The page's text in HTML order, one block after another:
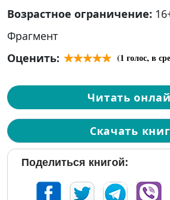
Возрастное ограничение:
Фрагмент
Оценить:
(1 голос, в
Читать
Скачать
Поделиться книгой: